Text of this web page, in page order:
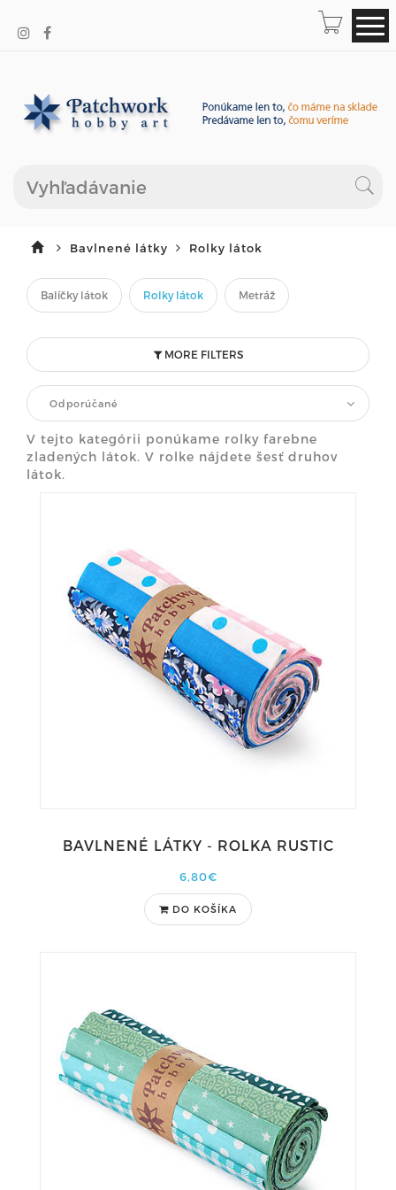
Bavlnené látky Rolky látok
Balíčky látok Rolky látok Metráž
MORE FILTERS
Odporúčané
V tejto kategórii ponúkame rolky farebne
zladených látok. V rolke nájdete šesť druhov
látok.
BAVLNENÉ LÁTKY - ROLKA RUSTIC
6,80€
DO KOŠÍKA